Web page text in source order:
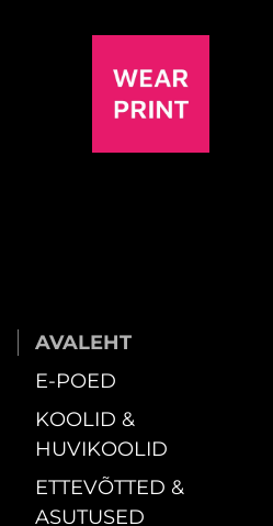
AVALEHT
E-POED
KOOLID &
HUVIKOOLID
ETTEVÕTTED &
ASUTUSED